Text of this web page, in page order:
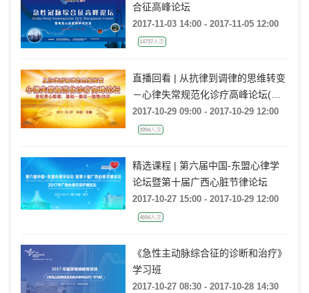
合征高峰论坛
2017-11-03 14:00 - 2017-11-05 12:00
14737人次
直播回看 | 从抗律到调律的思维转变
－心律失常规范化诊疗高峰论坛(安
徽站)
2017-10-29 09:00 - 2017-10-29 12:00
3994人次
精选课程 | 第六届中国-东盟心律学
论坛暨第十届广西心脏节律论坛
2017-10-27 15:00 - 2017-10-29 12:00
4694人次
《急性主动脉综合征的诊断和治疗》
学习班
2017-10-27 08:30 - 2017-10-28 14:30